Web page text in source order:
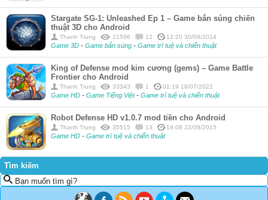
Stargate SG-1: Unleashed Ep 1 – Game bắn súng chiến
thuật 3D cho Android
Thanh Trung 21596 12 12:20 30/09/2014
Game 3D - Game bắn súng - Game trí tuệ và chiến thuật
King of Defense mod kim cương (gems) – Game Battle
Frontier cho Android
Thanh Trung 33343 1 01:19 18/07/2022
Game HD - Game Tiếng Việt- Game trí tuệ và chiến thuật
Robot Defense HD v1.0.7 mod tiền cho Android
Thanh Trung 35515 13 19:08 22/09/2015
Game HD - Game trí tuệ và chiến thuật
Tìm kiếm
Bạn muốn tìm gì?